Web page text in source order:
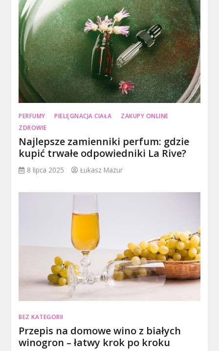
PERFUMY PIELĘGNACJA CIAŁA
ZAKUPY ONLINE
ZDROWIE
Najlepsze zamienniki perfum: gdzie
kupić trwałe odpowiedniki La Rive?
8 lipca 2025 Łukasz Mazur
BEZ KATEGORII
Przepis na domowe wino z białych
winogron – łatwy krok po kroku